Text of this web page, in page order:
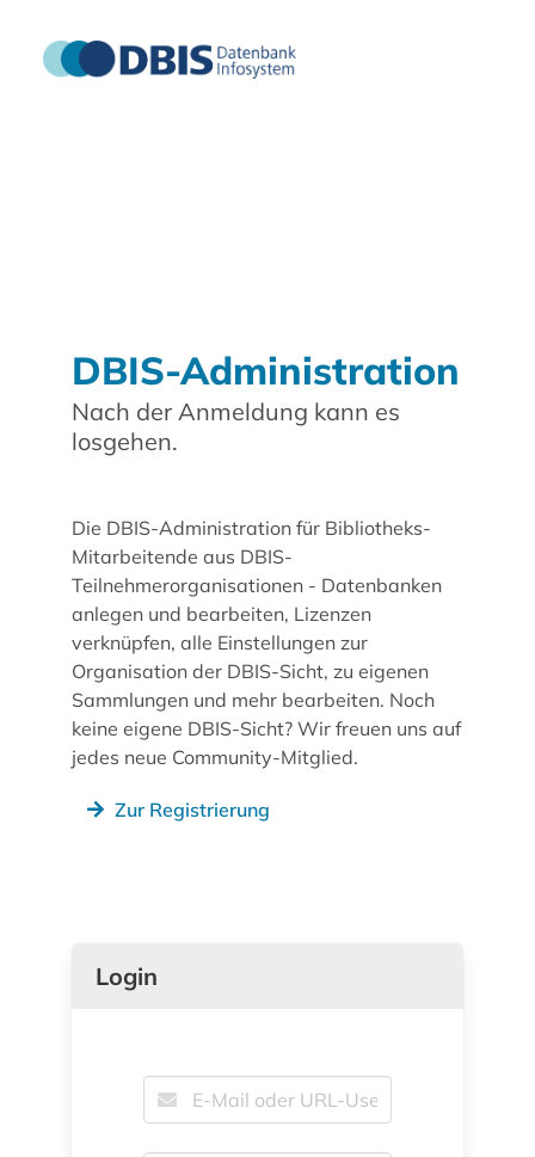
DBIS-Administration
Nach der Anmeldung kann es
losgehen.
Die DBIS-Administration für Bibliotheks-
Mitarbeitende aus DBIS-
Teilnehmerorganisationen - Datenbanken
anlegen und bearbeiten, Lizenzen
verknüpfen, alle Einstellungen zur
Organisation der DBIS-Sicht, zu eigenen
Sammlungen und mehr bearbeiten. Noch
keine eigene DBIS-Sicht? Wir freuen uns auf
jedes neue Community-Mitglied.
Zur Registrierung
Login